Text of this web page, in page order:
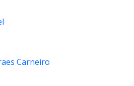
Carneiro